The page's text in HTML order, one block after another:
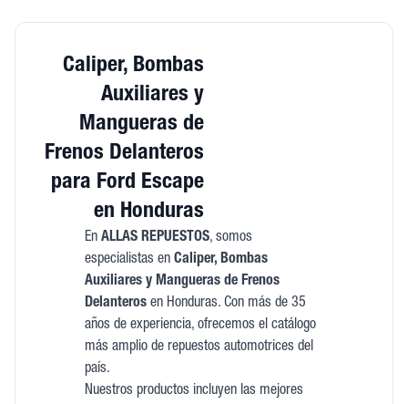
Caliper, Bombas
Auxiliares y
Mangueras de
Frenos Delanteros
para Ford Escape
en Honduras
En ALLAS REPUESTOS, somos
especialistas en Caliper, Bombas
Auxiliares y Mangueras de Frenos
Delanterosen Honduras. Con más de 35
años de experiencia, ofrecemos el catálogo
más amplio de repuestos automotrices del
país.
Nuestros productos incluyen las mejores